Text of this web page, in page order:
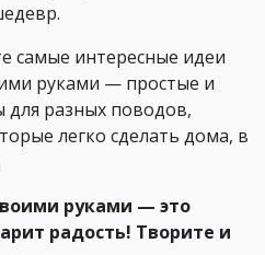
самые интересные идеи
руками — простые и
разных поводов,
легко сделать дома, в
руками — это
радость! Творите и